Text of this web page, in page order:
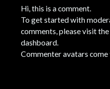
Hi, this is a comment.
To get started with
comments, please visit
dashboard.
Commenter avatars